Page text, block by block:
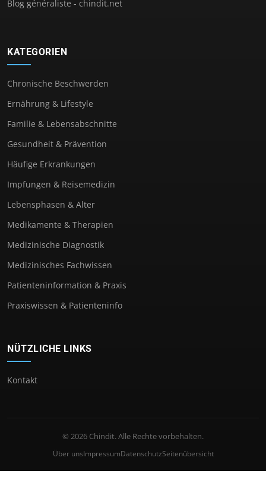
Blog généraliste - chindit.net
KATEGORIEN
Chronische Beschwerden
Ernährung & Lifestyle
Familie & Lebensabschnitte
Gesundheit & Prävention
Häufige Erkrankungen
Impfungen & Reisemedizin
Lebensphasen & Alter
Medikamente & Therapien
Medizinische Diagnostik
Medizinisches Fachwissen
Patienteninformation & Praxis
Praxiswissen & Patienteninfo
NÜTZLICHE LINKS
Kontakt
© 2026 Chindit. Alle Rechte vorbehalten.
Über unsImpressumDatenschutzSeitenübersicht